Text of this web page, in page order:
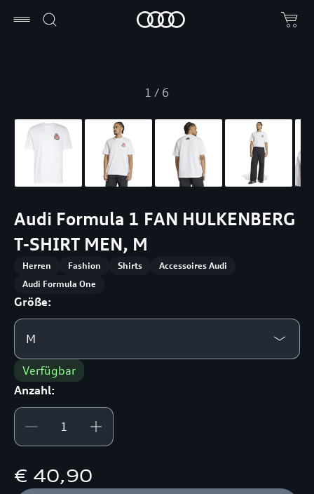
1 / 6
Audi Formula 1 FAN HULKENBERG
T-SHIRT MEN, M
Herren Fashion Shirts
Accessoires Audi
Audi Formula One
Größe:
M
Verfügbar
Anzahl:
€ 40,90